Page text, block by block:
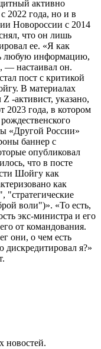
активно
2022 года, но и в
Новороссии с 2014
что он лишь
ее. «Я как
любую информацию,
— настаивал он.
пост с критикой
В материалах
-активист, указано,
2023 года, в котором
«Другой России»
баннер с
опубликовал
что в посте
Шойгу как
как
"стратегические
воли")». «То есть,
экс-министра и его
от командования.
они, о чем есть
я?»
новостей.